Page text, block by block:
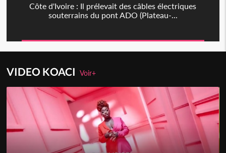
Côte d'Ivoire : Il prélevait des câbles électriques
souterrains du pont ADO (Plateau-...
VIDEO KOACIVoir+